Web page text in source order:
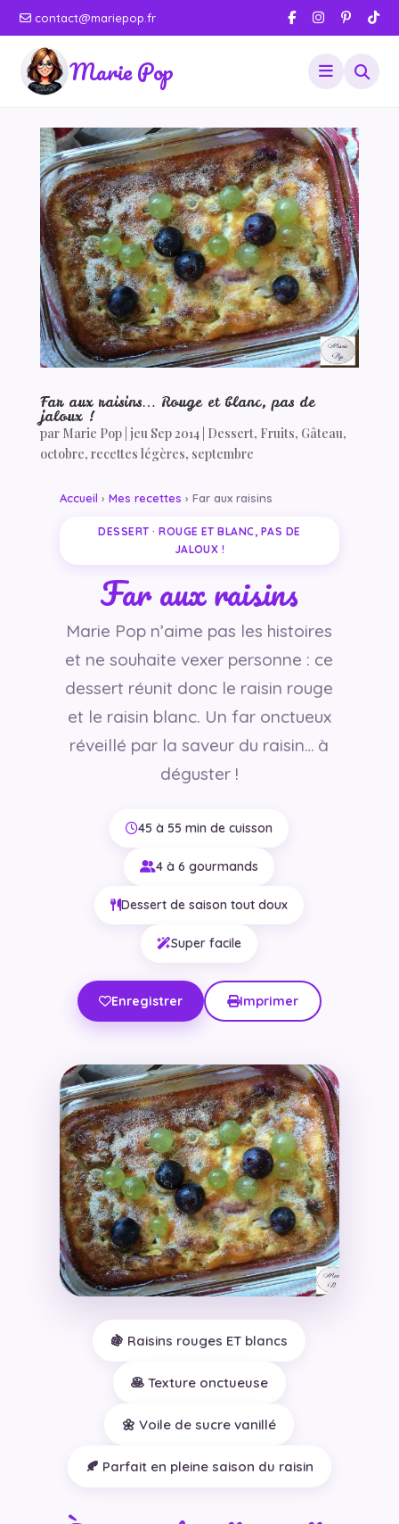
contact@mariepop.fr
Marie Pop
Far aux raisins… Rouge et blanc, pas de
jaloux !
par Marie Pop| jeu Sep 2014| Dessert, Fruits, Gâteau,
octobre, recettes légères, septembre
Accueil › Mes recettes › Far aux raisins
DESSERT · ROUGE ET BLANC, PAS DE
JALOUX !
Far aux raisins
Marie Pop n’aime pas les histoires
et ne souhaite vexer personne : ce
dessert réunit donc le raisin rouge
et le raisin blanc. Un far onctueux
réveillé par la saveur du raisin… à
déguster !
45 à 55 min de cuisson
4 à 6 gourmands
Dessert de saison tout doux
Super facile
Enregistrer Imprimer
🍇 Raisins rouges ET blancs
🥞 Texture onctueuse
🌼 Voile de sucre vanillé
🍂 Parfait en pleine saison du raisin